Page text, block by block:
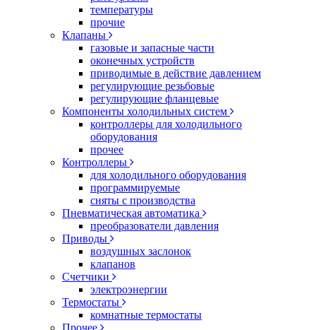
температуры
прочие
Клапаны
газовые и запасные части
оконечных устройств
приводимые в действие давлением
регулирующие резьбовые
регулирующие фланцевые
Компоненты холодильных систем
контроллеры для холодильного
оборудования
прочее
Контроллеры
для холодильного оборудования
программируемые
сняты с производства
Пневматическая автоматика
преобразователи давления
Приводы
воздушных заслонок
клапанов
Счетчики
электроэнергии
Термостаты
комнатные термостаты
Прочее